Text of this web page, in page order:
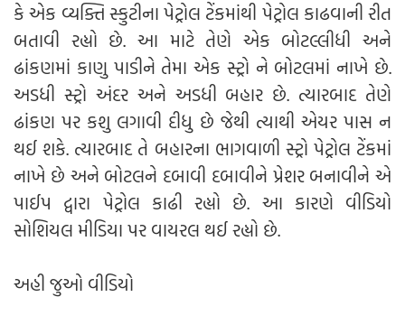
કે એક વ્યક્તિ સ્કુટીના પેટ્રોલ ટેંકમાંથી પેટ્રોલ કાઢવાની રીત
બતાવી રહ્યો છે. આ માટે તેણે એક બોટલ્લીધી અને
ઢાંકણમાં કાણુ પાડીને તેમા એક સ્ટ્રો ને બોટલમાં નાખે છે.
અડધી સ્ટ્રો અંદર અને અડધી બહાર છે. ત્યારબાદ તેણે
ઢાંકણ પર કશુ લગાવી દીધુ છે જેથી ત્યાથી એયર પાસ ન
થઈ શકે. ત્યારબાદ તે બહારના ભાગવાળી સ્ટ્રો પેટ્રોલ ટેંકમાં
નાખે છે અને બોટલને દબાવી દબાવીને પ્રેશર બનાવીને એ
પાઈપ દ્વારા પેટ્રોલ કાઢી રહ્યો છે. આ કારણે વીડિયો
સોશિયલ મીડિયા પર વાયરલ થઈ રહ્યો છે.
અહી જુઓ વીડિયો